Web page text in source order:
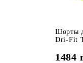
Шорты
Dri-Fit
1484